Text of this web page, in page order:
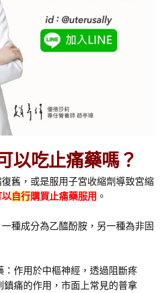
以吃止痛藥嗎？
舊，或是服用子宮收縮劑導致宮縮
自行購買止痛藥服用 。
種成分為乙醯酚胺，另一種為非固
：作用於中樞神經，透過阻斷疼
鎮痛的作用，市面上常見的普拿